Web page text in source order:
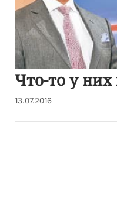
Что-то у них
13.07.2016